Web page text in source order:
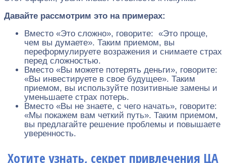
Давайте рассмотрим это на примерах:
Вместо «Это сложно», говорите: «Это проще,
чем вы думаете». Таким приемом, вы
переформулируете возражения и снимаете страх
перед сложностью.
Вместо «Вы можете потерять деньги», говорите:
«Вы инвестируете в свое будущее». Таким
приемом, вы используйте позитивные замены и
уменьшаете страх потерь.
Вместо «Вы не знаете, с чего начать», говорите:
«Мы покажем вам четкий путь». Таким приемом,
вы предлагайте решение проблемы и повышаете
уверенность.
Хотите узнать, секрет привлечения ЦА